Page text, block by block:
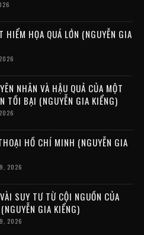
HIỂM HỌA QUÁ LỚN (NGUYỄN GIA
NHÂN VÀ HẬU QUẢ CỦA MỘT
TỒI BẠI (NGUYỄN GIA KIỂNG)
HỒ CHÍ MINH (NGUYỄN GIA
2026
SUY TƯ TỪ CỘI NGUỒN CỦA
GIA KIỂNG)
2026